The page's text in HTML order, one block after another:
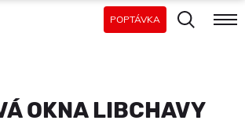
POPTÁVKA
OKNA LIBCHAVY